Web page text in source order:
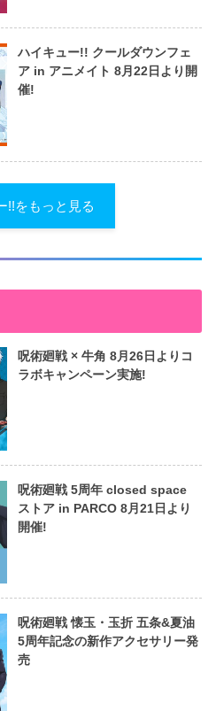
ハイキュー!! クールダウンフェ
ア in アニメイト 8月22日より開
催!
!!をもっと見る
呪術廻戦 × 牛角 8月26日よりコ
ラボキャンペーン実施!
呪術廻戦 5周年 closed space
ストア in PARCO 8月21日より
開催!
呪術廻戦 懐玉・玉折 五条&夏油
5周年記念の新作アクセサリー発
売